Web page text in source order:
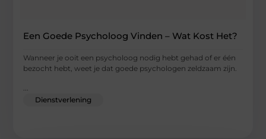
Een Goede Psycholoog Vinden – Wat Kost Het?
Wanneer je ooit een psycholoog nodig hebt gehad of er één
bezocht hebt, weet je dat goede psychologen zeldzaam zijn.
Dienstverlening